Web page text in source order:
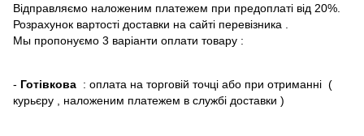
Відправляємо наложеним платежем при предоплаті від 20%.
Розрахунок вартості доставки на сайті перевізника .
Мы пропонуємо 3 варіанти оплати товару :
- Готівкова : оплата на торговій точці або при отриманні (
курьєру , наложеним платежем в службі доставки )